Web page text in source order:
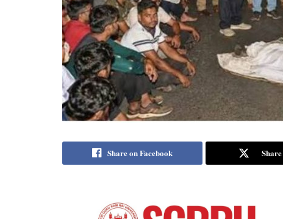
Share on Facebook